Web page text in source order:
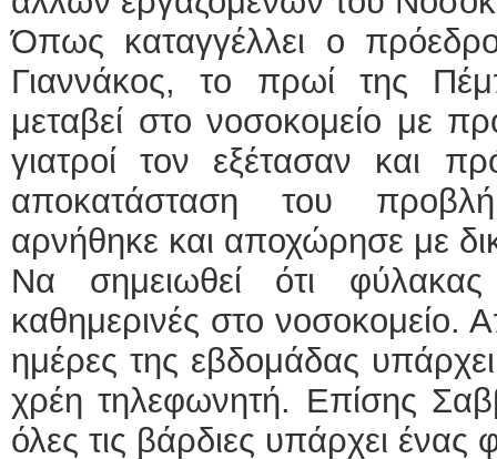
Όπως καταγγέλλει ο
Γιαννάκος, το πρωί της
μεταβεί στο νοσοκομείο με
γιατροί τον εξέτασαν και
αποκατάσταση του
αρνήθηκε και αποχώρησε με
Να σημειωθεί ότι
καθημερινές στο νοσοκομείο.
ημέρες της εβδομάδας
χρέη τηλεφωνητή. Επίσης
όλες τις βάρδιες υπάρχει